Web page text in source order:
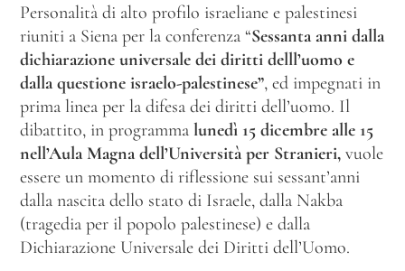
Personalità di alto profilo israeliane e palestinesi
riuniti a Siena per la conferenza “Sessanta anni dalla
dichiarazione universale dei diritti delll’uomo e
dalla questione israelo-palestinese”, ed impegnati in
prima linea per la difesa dei diritti dell’uomo. Il
dibattito, in programma lunedì 15 dicembre alle 15
nell’Aula Magna dell’Università per Stranieri, vuole
essere un momento di riflessione sui sessant’anni
dalla nascita dello stato di Israele, dalla Nakba
(tragedia per il popolo palestinese) e dalla
Dichiarazione Universale dei Diritti dell’Uomo.